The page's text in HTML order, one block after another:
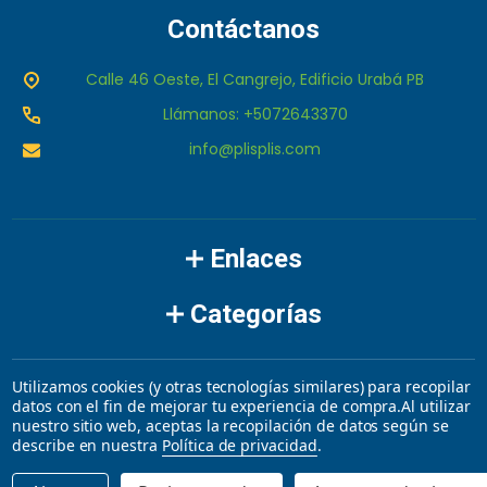
Contáctanos
Calle 46 Oeste, El Cangrejo, Edificio Urabá PB
Llámanos: +5072643370
info@plisplis.com
Enlaces
Categorías
Marcas
©2026 plisplis.
Utilizamos cookies (y otras tecnologías similares) para recopilar
datos con el fin de mejorar tu experiencia de compra.Al utilizar
nuestro sitio web, aceptas la recopilación de datos según se
describe en nuestra Política de privacidad.